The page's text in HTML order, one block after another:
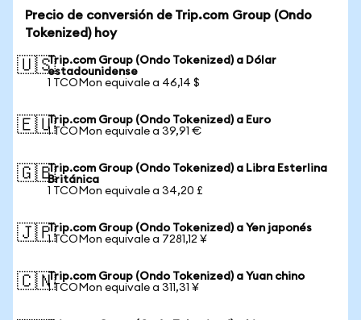
Precio de conversión de Trip.com Group (Ondo
Tokenized) hoy
🇺🇸Trip.com Group (Ondo Tokenized) a Dólar
estadounidense
1 TCOMon equivale a 46,14 $
🇪🇺Trip.com Group (Ondo Tokenized) a Euro
1 TCOMon equivale a 39,91 €
🇬🇧Trip.com Group (Ondo Tokenized) a Libra Esterlina
Británica
1 TCOMon equivale a 34,20 £
🇯🇵Trip.com Group (Ondo Tokenized) a Yen japonés
1 TCOMon equivale a 7281,12 ¥
🇨🇳Trip.com Group (Ondo Tokenized) a Yuan chino
1 TCOMon equivale a 311,31 ¥